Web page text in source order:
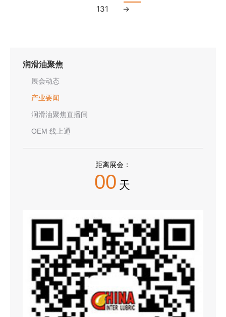
131
→
润滑油聚焦
展会动态
产业要闻
润滑油聚焦直播间
OEM 线上通
距离展会：
00 天